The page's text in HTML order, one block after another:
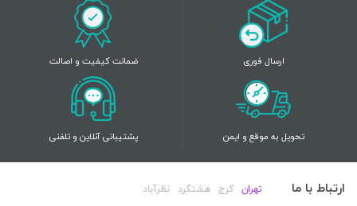
ارسال فوری ضمانت کیفیت و اصالت
تحویل به موقع و ایمن پشتیبانی آنلاین و تلفنی
ارتباط با ما تهران کرج هشتگرد نظرآباد